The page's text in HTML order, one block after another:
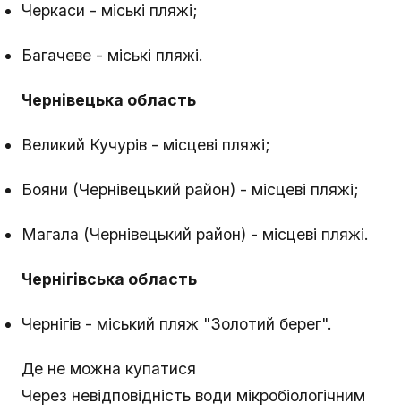
Черкаси - міські пляжі;
Багачеве - міські пляжі.
Чернівецька область
Великий Кучурів - місцеві пляжі;
Бояни (Чернівецький район) - місцеві пляжі;
Магала (Чернівецький район) - місцеві пляжі.
Чернігівська область
Чернігів - міський пляж "Золотий берег".
Де не можна купатися
Через невідповідність води мікробіологічним